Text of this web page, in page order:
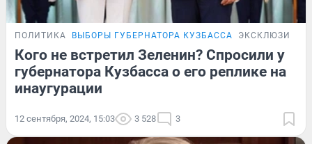
ПОЛИТИКА ВЫБОРЫ ГУБЕРНАТОРА КУЗБАССА ЭКСКЛЮЗИВ
Кого не встретил Зеленин? Спросили у
губернатора Кузбасса о его реплике на
инаугурации
12 сентября, 2024, 15:03 3 528 3